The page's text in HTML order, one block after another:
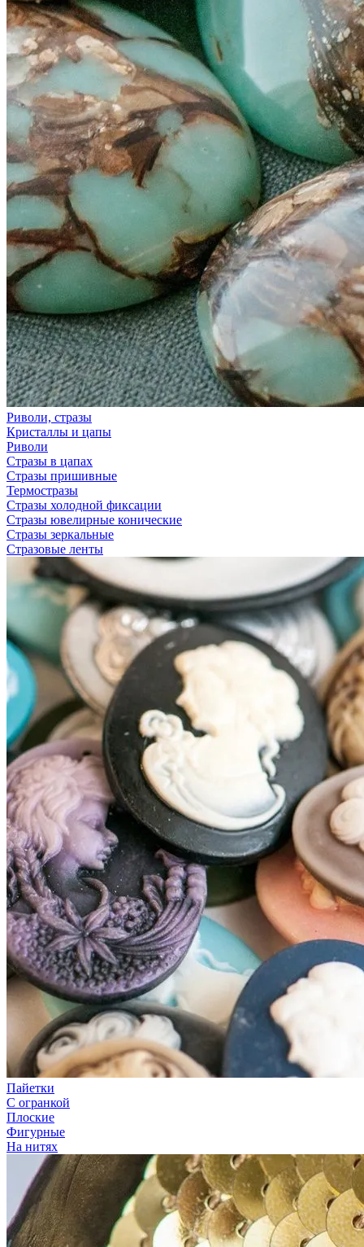
Риволи, стразы
Кристаллы и цапы
Риволи
Стразы в цапах
Стразы пришивные
Термостразы
Стразы холодной фиксации
Стразы ювелирные конические
Стразы зеркальные
Стразовые ленты
Пайетки
С огранкой
Плоские
Фигурные
На нитях